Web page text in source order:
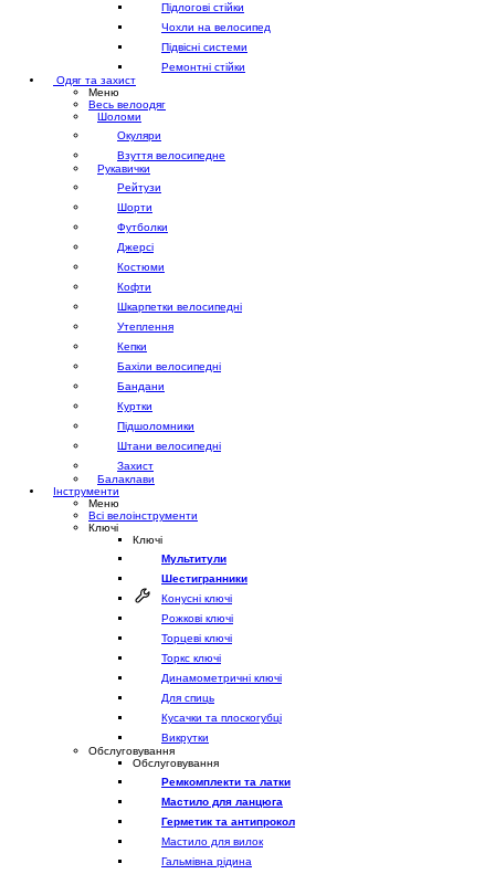
Підлогові стійки
Чохли на велосипед
Підвісні системи
Ремонтні стійки
Одяг та захист
Меню
Весь велоодяг
Шоломи
Окуляри
Взуття велосипедне
Рукавички
Рейтузи
Шорти
Футболки
Джерсі
Костюми
Кофти
Шкарпетки велосипедні
Утеплення
Кепки
Бахіли велосипедні
Бандани
Куртки
Підшоломники
Штани велосипедні
Захист
Балаклави
Інструменти
Меню
Всі велоінструменти
Ключі
Ключі
Мультитули
Шестигранники
Конусні ключі
Рожкові ключі
Торцеві ключі
Торкс ключі
Динамометричні ключі
Для спиць
Кусачки та плоскогубці
Викрутки
Обслуговування
Обслуговування
Ремкомплекти та латки
Мастило для ланцюга
Герметик та антипрокол
Мастило для вилок
Гальмівна рідина